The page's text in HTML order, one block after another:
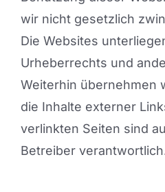
wir nicht gesetzlich
Die Websites
Urheberrechts und
Weiterhin übernehmen
die Inhalte externer
verlinkten Seiten sind
Betreiber